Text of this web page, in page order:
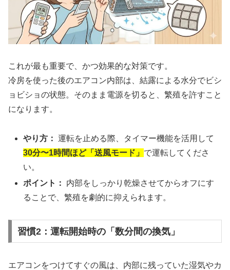
これが最も重要で、かつ効果的な対策です。
冷房を使った後のエアコン内部は、結露による水分でビシ
ョビショの状態。そのまま電源を切ると、繁殖を許すこと
になります。
やり方： 運転を止める際、タイマー機能を活用して
30分〜1時間ほど「送風モード」 で運転してくださ
い。
ポイント：
内部をしっかり乾燥させてからオフにす
ることで、繁殖を劇的に抑えられます。
習慣2：運転開始時の「数分間の換気」
エアコンをつけてすぐの風は、内部に残っていた湿気やカ